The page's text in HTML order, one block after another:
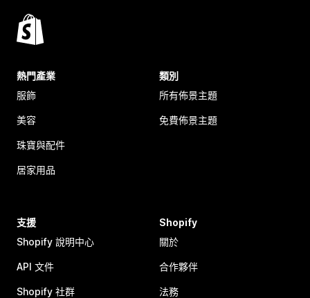
熱門產業
服飾
美容
珠寶與配件
居家用品
類別
所有佈景主題
免費佈景主題
支援
Shopify 說明中心
API 文件
Shopify 社群
Shopify
關於
合作夥伴
法務